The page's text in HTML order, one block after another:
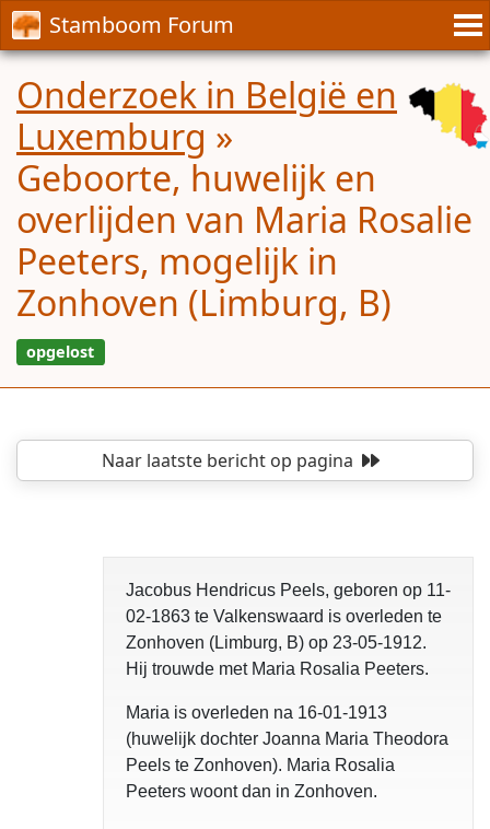
Stamboom Forum
Onderzoek in België en
Luxemburg »
Geboorte, huwelijk en
overlijden van Maria Rosalie
Peeters, mogelijk in
Zonhoven (Limburg, B)
opgelost
Naar laatste berichtop pagina
Jacobus Hendricus Peels, geboren op 11-
02-1863 te Valkenswaard is overleden te
Zonhoven (Limburg, B) op 23-05-1912.
Hij trouwde met Maria Rosalia Peeters.
Maria is overleden na 16-01-1913
(huwelijk dochter Joanna Maria Theodora
Peels te Zonhoven). Maria Rosalia
Peeters woont dan in Zonhoven.